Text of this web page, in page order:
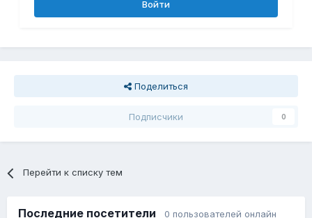
Войти
Поделиться
Подписчики 0
Перейти к списку тем
Последние посетители 0 пользователей онлайн